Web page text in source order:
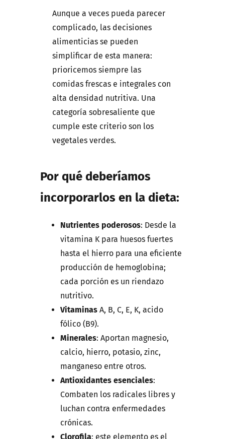
Aunque a veces pueda parecer
complicado, las decisiones
alimenticias se pueden
simplificar de esta manera:
prioricemos siempre las
comidas frescas e integrales con
alta densidad nutritiva. Una
categoría sobresaliente que
cumple este criterio son los
vegetales verdes.
Por qué deberíamos
incorporarlos en la dieta:
Nutrientes poderosos: Desde la
vitamina K para huesos fuertes
hasta el hierro para una eficiente
producción de hemoglobina;
cada porción es un riendazo
nutritivo.
Vitaminas A, B, C, E, K, acido
fólico (B9).
Minerales: Aportan magnesio,
calcio, hierro, potasio, zinc,
manganeso entre otros.
Antioxidantes esenciales:
Combaten los radicales libres y
luchan contra enfermedades
crónicas.
Clorofila: este elemento es el